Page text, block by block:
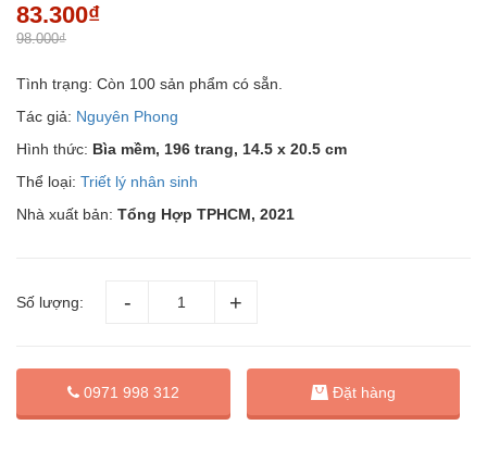
83.300₫
98.000₫
Tình trạng: Còn 100 sản phẩm có sẵn.
Tác giả: Nguyên Phong
Hình thức: Bìa mềm, 196 trang, 14.5 x 20.5 cm
Thể loại: Triết lý nhân sinh
Nhà xuất bản: Tổng Hợp TPHCM, 2021
Số lượng:
0971 998 312 Đặt hàng